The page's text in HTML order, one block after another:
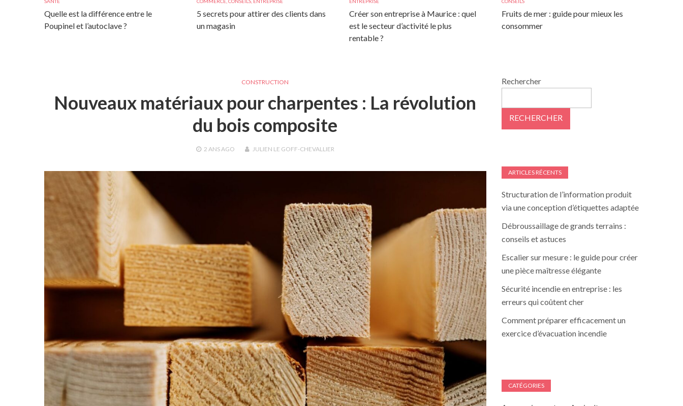
Quelle est la différence entre le
Poupinel et l’autoclave ?
5 secrets pour attirer des clients dans
un magasin
Créer son entreprise à Maurice : quel
est le secteur d’activité le plus
rentable ?
Fruits de mer : guide pour mieux les
consommer
CONSTRUCTION
Nouveaux matériaux pour charpentes : La révolution
du bois composite
2 ANSAGO JULIEN LE GOFF-CHEVALLIER
Rechercher
RECHERCHER
ARTICLES RÉCENTS
Structuration de l’information produit
via une conception d’étiquettes adaptée
Débroussaillage de grands terrains :
conseils et astuces
Escalier sur mesure : le guide pour créer
une pièce maîtresse élégante
Sécurité incendie en entreprise : les
erreurs qui coûtent cher
Comment préparer efficacement un
exercice d’évacuation incendie
CATÉGORIES